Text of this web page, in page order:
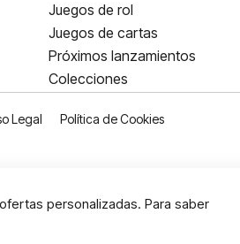
Juegos de rol
Juegos de cartas
Próximos lanzamientos
Colecciones
Legal Política de Cookies
personalizadas. Para saber